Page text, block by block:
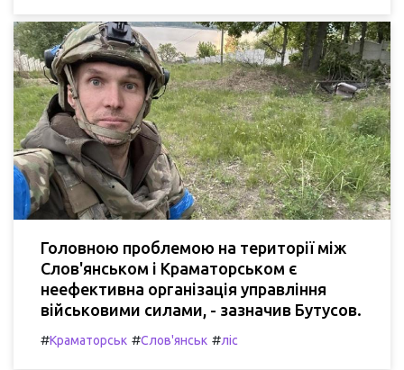
Головною проблемою на території між
Слов'янськом і Краматорськом є
неефективна організація управління
військовими силами, - зазначив Бутусов.
#Краматорськ #Слов'янськ #ліс